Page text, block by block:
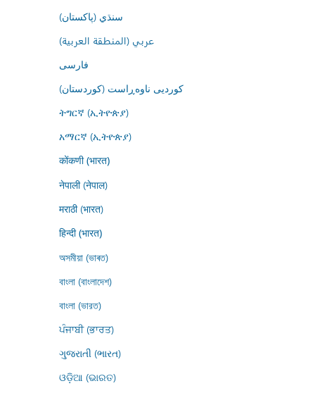
سنڌي (پاکستان)
عربي (المنطقة العربية)
فارسى
کوردیی ناوەڕاست (کوردستان)
ትግርኛ (ኢትዮጵያ)
አማርኛ (ኢትዮጵያ)
कोंकणी (भारत)
नेपाली (नेपाल)
मराठी (भारत)
हिन्दी (भारत)
অসমীয়া (ভাৰত)
বাংলা (বাংলাদেশ)
বাংলা (ভারত)
ਪੰਜਾਬੀ (ਭਾਰਤ)
ગુજરાતી (ભારત)
ଓଡ଼ିଆ (ଭାରତ)